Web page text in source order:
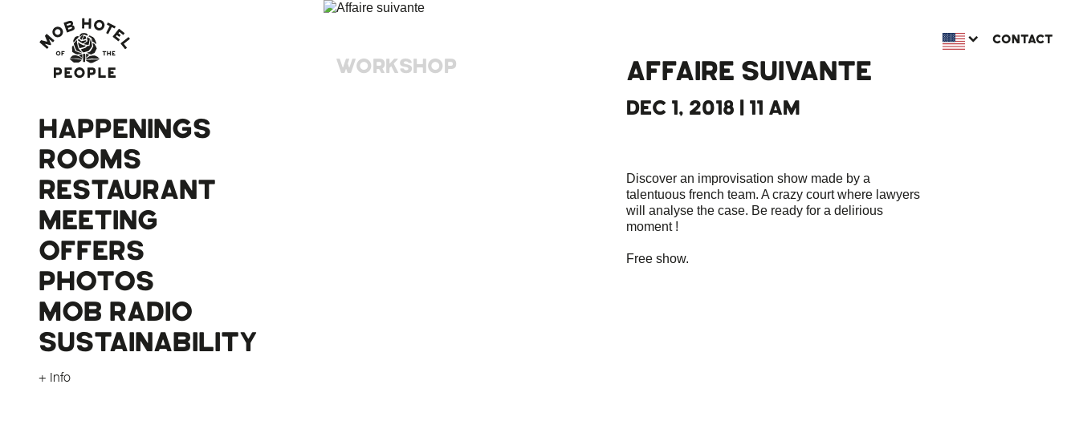
HAPPENINGS
ROOMS
RESTAURANT
MEETING
OFFERS
PHOTOS
MOB RADIO
SUSTAINABILITY
+ Info
CONTACT
AFFAIRE SUIVANTE
DEC 1, 2018 | 11 AM
WORKSHOP
Discover an improvisation show made by a
talentuous french team. A crazy court where lawyers
will analyse the case. Be ready for a delirious
moment !
Free show.